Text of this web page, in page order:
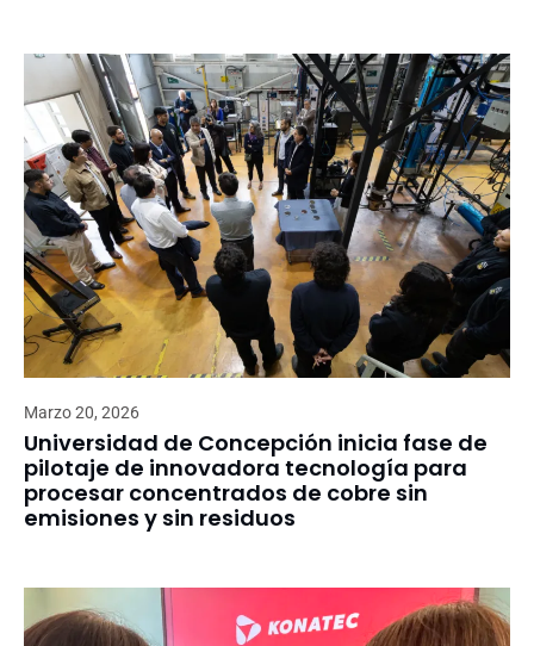
Marzo 20, 2026
Universidad de Concepción inicia fase de
pilotaje de innovadora tecnología para
procesar concentrados de cobre sin
emisiones y sin residuos